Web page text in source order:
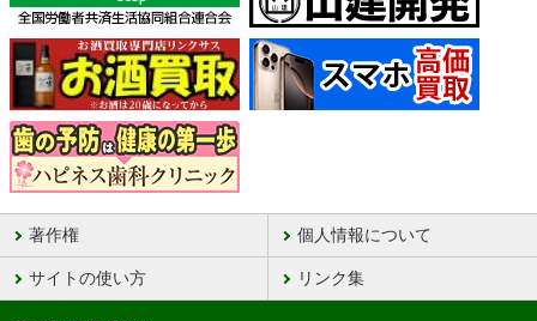
著作権 個人情報について
サイトの使い方 リンク集